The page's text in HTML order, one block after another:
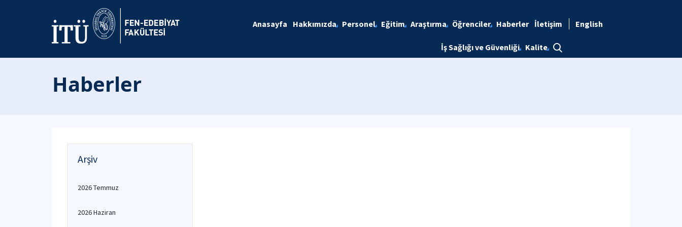
Anasayfa Hakkımızda Personel Eğitim Araştırma Öğrenciler Haberler İletişim
İş Sağlığı ve Güvenliği Kalite
English
Haberler
Arşiv
2026 Temmuz
2026 Haziran